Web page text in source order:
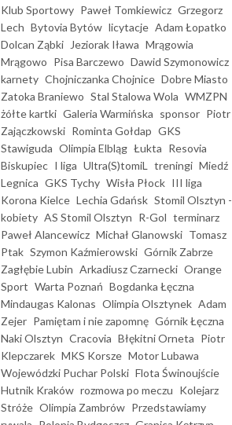
Klub Sportowy Paweł Tomkiewicz Grzegorz
Lech Bytovia Bytów licytacje Adam Łopatko
Dolcan Ząbki
Jeziorak Iława Mrągowia
Mrągowo Pisa Barczewo Dawid Szymonowicz
karnety Chojniczanka Chojnice Dobre Miasto
Zatoka Braniewo Stal Stalowa Wola WMZPN
żółte kartki Galeria Warmińska sponsor Piotr
Zajączkowski Rominta Gołdap GKS
Stawiguda Olimpia Elbląg Łukta Resovia
Biskupiec I liga Ultra(S)tomiL treningi Miedź
Legnica GKS Tychy Wisła Płock III liga
Korona Kielce Lechia Gdańsk Stomil Olsztyn -
kobiety AS Stomil Olsztyn R-Gol terminarz
Paweł Alancewicz Michał Glanowski Tomasz
Ptak Szymon Kaźmierowski Górnik Zabrze
Zagłębie Lubin Arkadiusz Czarnecki Orange
Sport Warta Poznań Bogdanka Łęczna
Mindaugas Kalonas Olimpia Olsztynek Adam
Zejer Pamiętam i nie zapomnę Górnik Łęczna
Naki Olsztyn Cracovia Błękitni Orneta Piotr
Klepczarek MKS Korsze Motor Lubawa
Wojewódzki Puchar Polski Flota Świnoujście
Hutnik Kraków rozmowa po meczu Kolejarz
Stróże Olimpia Zambrów Przedstawiamy